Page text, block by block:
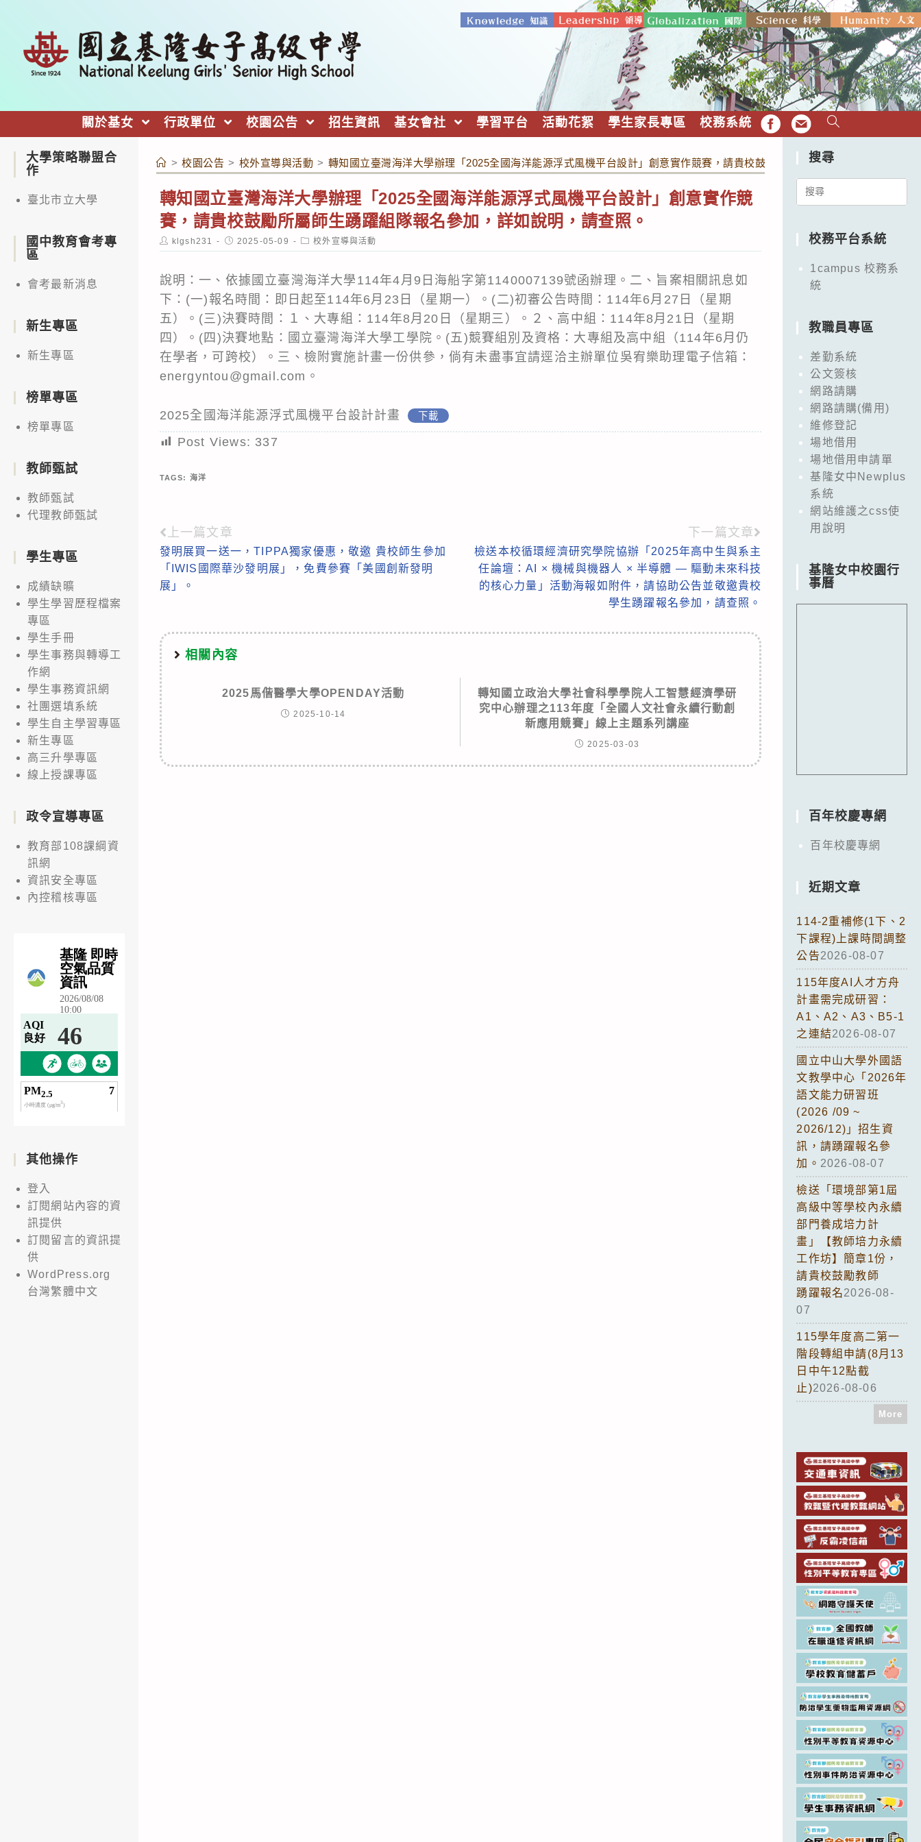
關於基女 行政單位 校園公告 招生資訊 基女會社 學習平台 活動花絮 學生家長專區 校務系統 FB EMAIL
> 校園公告 > 校外宣導與活動 > 轉知國立臺灣海洋大學辦理「2025全國海洋能源浮式風機平台設計」創意實作競賽，請貴校鼓勵所屬師生踴躍組隊報名參加，
轉知國立臺灣海洋大學辦理「2025全國海洋能源浮式風機平台設計」創意實作競
賽，請貴校鼓勵所屬師生踴躍組隊報名參加，詳如說明，請查照。
Post
author:
klgsh231
Post
published:
2025-05-09
Post
category:
校外宣導與活動
說明：一、依據國立臺灣海洋大學114年4月9日海船字第1140007139號函辦理。二、旨案相關訊息如
下：(一)報名時間：即日起至114年6月23日（星期一）。(二)初審公告時間：114年6月27日（星期
五）。(三)決賽時間：１、大專組：114年8月20日（星期三）。２、高中組：114年8月21日（星期
四）。(四)決賽地點：國立臺灣海洋大學工學院。(五)競賽組別及資格：大專組及高中組（114年6月仍
在學者，可跨校）。三、檢附實施計畫一份供參，倘有未盡事宜請逕洽主辦單位吳宥樂助理電子信箱：
energyntou@gmail.com。
2025全國海洋能源浮式風機平台設計計畫 下載
Post Views: 337
TAGS: 海洋
Read
more
articles
上一篇文章
發明展買一送一，TIPPA獨家優惠，敬邀 貴校師生參加
「IWIS國際華沙發明展」，免費參賽「美國創新發明
展」。
下一篇文章
檢送本校循環經濟研究學院協辦「2025年高中生與系主
任論壇：AI × 機械與機器人 × 半導體 — 驅動未來科技
的核心力量」活動海報如附件，請協助公告並敬邀貴校
學生踴躍報名參加，請查照。
相關內容
2025馬偕醫學大學OPENDAY活動
2025-10-14
轉知國立政治大學社會科學學院人工智慧經濟學研
究中心辦理之113年度「全國人文社會永續行動創
新應用競賽」線上主題系列講座
2025-03-03
大學策略聯盟合
作
臺北市立大學
國中教育會考專
區
會考最新消息
新生專區
新生專區
榜單專區
榜單專區
教師甄試
教師甄試
代理教師甄試
學生專區
成績缺曠
學生學習歷程檔案
專區
學生手冊
學生事務與轉導工
作網
學生事務資訊網
社團選填系統
學生自主學習專區
新生專區
高三升學專區
線上授課專區
政令宣導專區
教育部108課綱資
訊網
資訊安全專區
內控稽核專區
其他操作
登入
訂閱網站內容的資
訊提供
訂閱留言的資訊提
供
WordPress.org
台灣繁體中文
搜尋
Search
校務平台系統
1campus 校務系
統
教職員專區
差勤系統
公文簽核
網路請購
網路請購(備用)
維修登記
場地借用
場地借用申請單
基隆女中Newplus
系統
網站維護之css使
用說明
基隆女中校園行
事曆
百年校慶專網
百年校慶專網
近期文章
114-2重補修(1下、2
下課程)上課時間調整
公告2026-08-07
115年度AI人才方舟
計畫需完成研習：
A1、A2、A3、B5-1
之連結2026-08-07
國立中山大學外國語
文教學中心「2026年
語文能力研習班
(2026 /09 ~
2026/12)」招生資
訊，請踴躍報名參
加。 2026-08-07
檢送「環境部第1屆
高級中等學校內永續
部門養成培力計
畫」【教師培力永續
工作坊】簡章1份，
請貴校鼓勵教師
踴躍報名2026-08-
07
115學年度高二第一
階段轉組申請(8月13
日中午12點截
止)2026-08-06
More